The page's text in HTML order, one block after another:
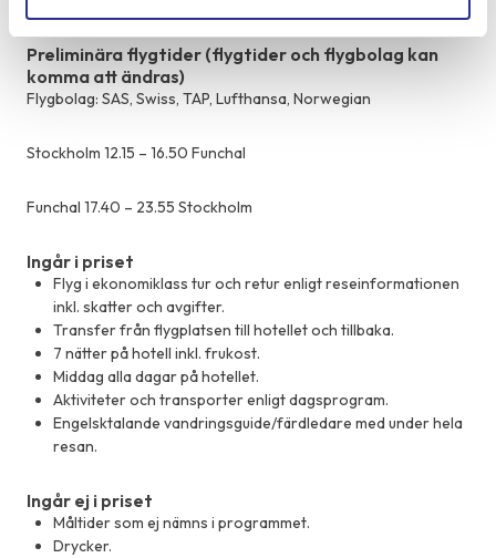
Preliminära flygtider (flygtider och flygbolag kan
komma att ändras)
Flygbolag: SAS, Swiss, TAP, Lufthansa, Norwegian
Stockholm 12.15 – 16.50 Funchal
Funchal 17.40 – 23.55 Stockholm
Ingår i priset
Flyg i ekonomiklass tur och retur enligt reseinformationen
inkl. skatter och avgifter.
Transfer från flygplatsen till hotellet och tillbaka.
7 nätter på hotell inkl. frukost.
Middag alla dagar på hotellet.
Aktiviteter och transporter enligt dagsprogram.
Engelsktalande vandringsguide/färdledare med under hela
resan.
Ingår ej i priset
Måltider som ej nämns i programmet.
Drycker.